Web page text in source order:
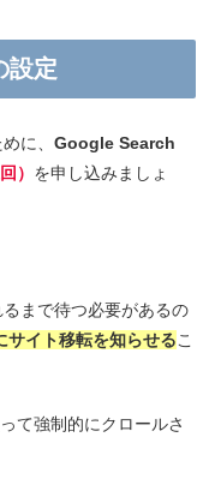
設定
に、 Google Search
） を申し込みましょ
まで待つ必要があるの
イト移転を知らせるこ
て強制的にクロールさ